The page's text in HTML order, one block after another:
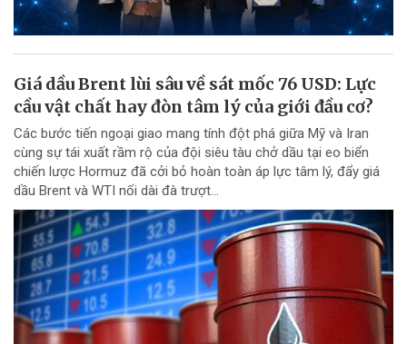
Giá dầu Brent lùi sâu về sát mốc 76 USD: Lực
cầu vật chất hay đòn tâm lý của giới đầu cơ?
Các bước tiến ngoại giao mang tính đột phá giữa Mỹ và Iran
cùng sự tái xuất rầm rộ của đội siêu tàu chở dầu tại eo biển
chiến lược Hormuz đã cởi bỏ hoàn toàn áp lực tâm lý, đẩy giá
dầu Brent và WTI nối dài đà trượt...